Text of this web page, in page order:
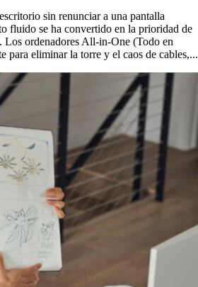
sin renunciar a una pantalla
fluido se ha convertido en la prioridad de
Los ordenadores All-in-One (Todo en
para eliminar la torre y el caos de cables,...